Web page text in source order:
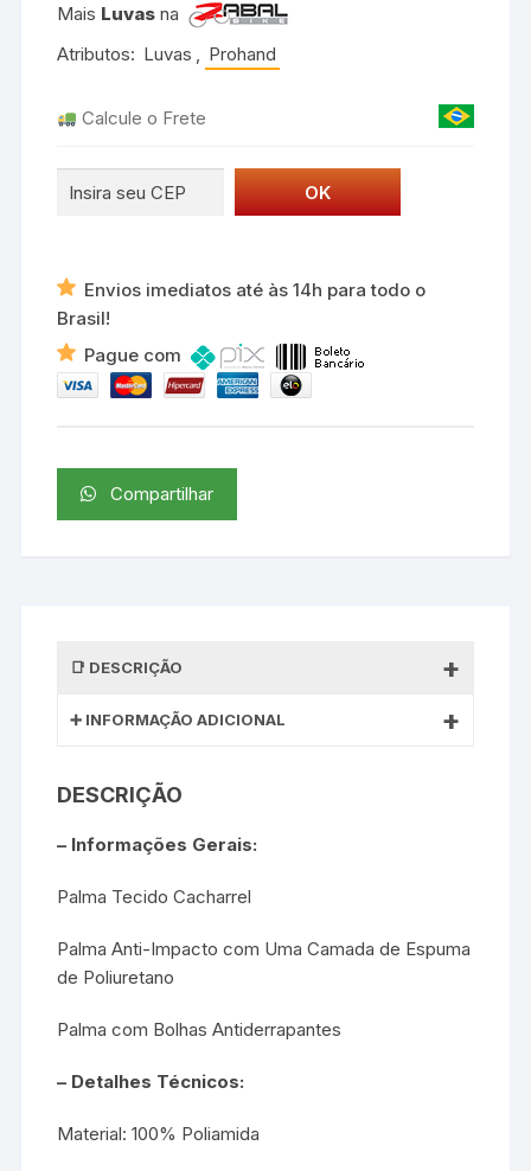
Mais Luvas na
Atributos: Luvas , Prohand
Calcule o Frete
Envios imediatos até às 14h para todo o
Brasil!
Pague com
Compartilhar
DESCRIÇÃO
INFORMAÇÃO ADICIONAL
DESCRIÇÃO
– Informações Gerais:
Palma Tecido Cacharrel
Palma Anti-Impacto com Uma Camada de Espuma
de Poliuretano
Palma com Bolhas Antiderrapantes
– Detalhes Técnicos:
Material: 100% Poliamida